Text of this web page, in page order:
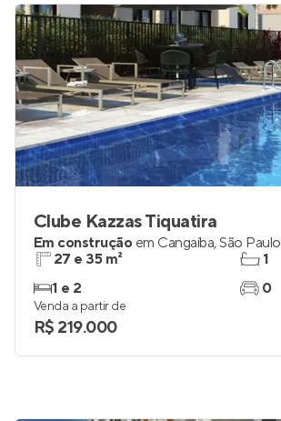
Clube Kazzas Tiquatira
Em construção em Cangaíba,São Paulo
27 e 35 m²
1 e 2
1
0
Venda a partir de
R$ 219.000